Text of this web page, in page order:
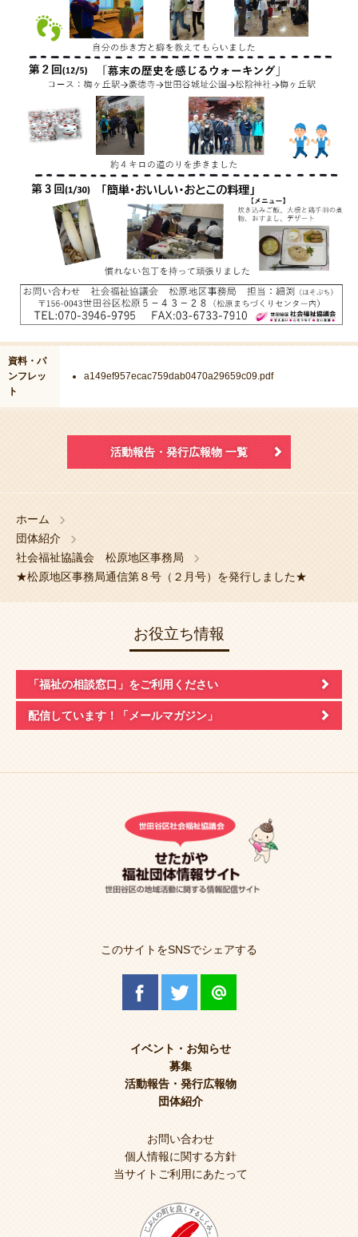
資料・パ
ンフレッ
ト
a149ef957ecac759dab0470a29659c09.pdf
活動報告・発行広報物 一覧
ホーム
団体紹介
社会福祉協議会 松原地区事務局
★松原地区事務局通信第８号（２月号）を発行しました★
お役立ち情報
「福祉の相談窓口」 をご利用ください
配信しています！ 「メールマガジン」
このサイトをSNSでシェアする
イベント・お知らせ
募集
活動報告・発行広報物
団体紹介
お問い合わせ
個人情報に関する方針
当サイトご利用にあたって